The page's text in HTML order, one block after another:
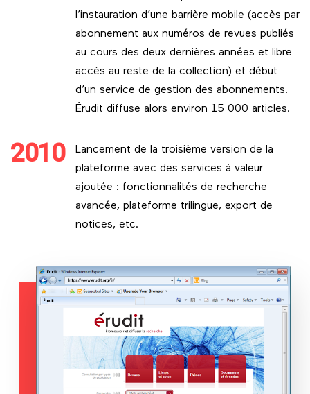
l’instauration d’une barrière mobile (accès par
abonnement aux numéros de revues publiés
au cours des deux dernières années et libre
accès au reste de la collection) et début
d’un service de gestion des abonnements.
Érudit diffuse alors environ 15 000 articles.
2010
Lancement de la troisième version de la
plateforme avec des services à valeur
ajoutée : fonctionnalités de recherche
avancée, plateforme trilingue, export de
notices, etc.